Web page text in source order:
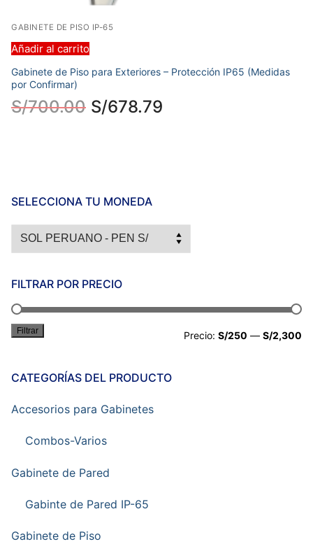
GABINETE DE PISO IP-65
Añadir al carrito
Gabinete de Piso para Exteriores – Protección IP65 (Medidas
por Confirmar)
S/700.00 S/678.79
SELECCIONA TU MONEDA
FILTRAR POR PRECIO
Filtrar Precio: S/250 — S/2,300
CATEGORÍAS DEL PRODUCTO
Accesorios para Gabinetes
Combos-Varios
Gabinete de Pared
Gabinte de Pared IP-65
Gabinete de Piso